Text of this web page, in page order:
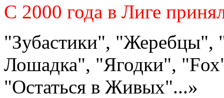
C 2000 года в Лиге
"Зубастики", "Жеребцы",
Лошадка", "Ягодки",
"Остаться в Живых"...»